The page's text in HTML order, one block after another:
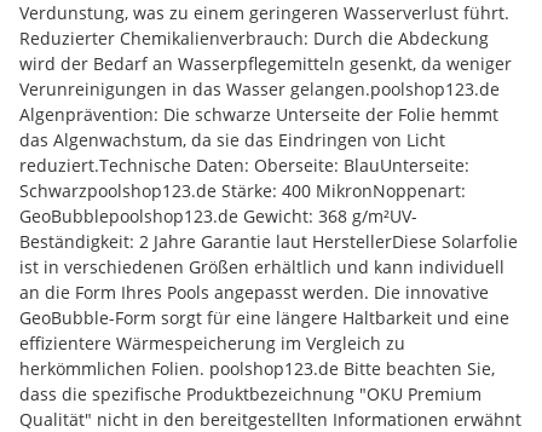
Verdunstung, was zu einem geringeren Wasserverlust führt.​
Reduzierter Chemikalienverbrauch: Durch die Abdeckung
wird der Bedarf an Wasserpflegemitteln gesenkt, da weniger
Verunreinigungen in das Wasser gelangen.​ poolshop123.de
Algenprävention: Die schwarze Unterseite der Folie hemmt
das Algenwachstum, da sie das Eindringen von Licht
reduziert.​ Technische Daten: Oberseite: Blau​ Unterseite:
Schwarz​ poolshop123.de Stärke: 400 Mikron​ Noppenart:
GeoBubble​ poolshop123.de Gewicht: 368 g/m²​ UV-
Beständigkeit: 2 Jahre Garantie laut Hersteller​ Diese Solarfolie
ist in verschiedenen Größen erhältlich und kann individuell
an die Form Ihres Pools angepasst werden. Die innovative
GeoBubble-Form sorgt für eine längere Haltbarkeit und eine
effizientere Wärmespeicherung im Vergleich zu
herkömmlichen Folien. ​ poolshop123.de Bitte beachten Sie,
dass die spezifische Produktbezeichnung "OKU Premium
Qualität" nicht in den bereitgestellten Informationen erwähnt